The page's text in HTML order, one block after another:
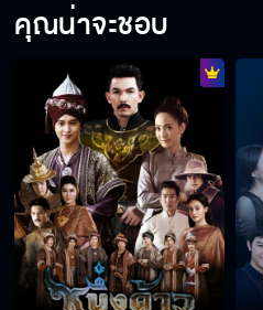
คุณน่าจะชอบ